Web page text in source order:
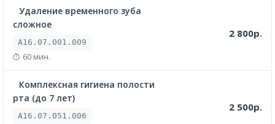
Удаление временного зуба
сложное
A16.07.001.009
60 мин.
2 800р.
Комплексная гигиена полости
рта (до 7 лет)
A16.07.051.006
2 500р.